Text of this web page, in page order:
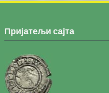
Пријатељи сајта